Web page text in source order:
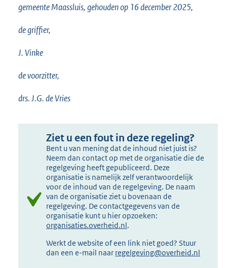
gemeente Maassluis, gehouden op 16 december 2025,
de griffier,
J. Vinke
de voorzitter,
drs. J.G. de Vries
Ziet u een fout in deze regeling?
Bent u van mening dat de inhoud niet juist is?
Neem dan contact op met de organisatie die de
regelgeving heeft gepubliceerd. Deze
organisatie is namelijk zelf verantwoordelijk
voor de inhoud van de regelgeving. De naam
van de organisatie ziet u bovenaan de
regelgeving. De contactgegevens van de
organisatie kunt u hier opzoeken:
organisaties.overheid.nl.
Werkt de website of een link niet goed? Stuur
dan een e-mail naar regelgeving@overheid.nl